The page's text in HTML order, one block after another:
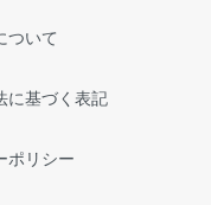
ついて
に基づく表記
ポリシー